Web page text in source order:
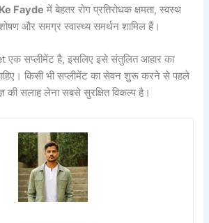
Fayde में बेहतर रोग प्रतिरोधक क्षमता, स्वस्थ
और समग्र स्वास्थ्य समर्थन शामिल हैं।
एक सप्लीमेंट है, इसलिए इसे संतुलित आहार का
किसी भी सप्लीमेंट का सेवन शुरू करने से पहले
की सलाह लेना सबसे सुरक्षित विकल्प है।